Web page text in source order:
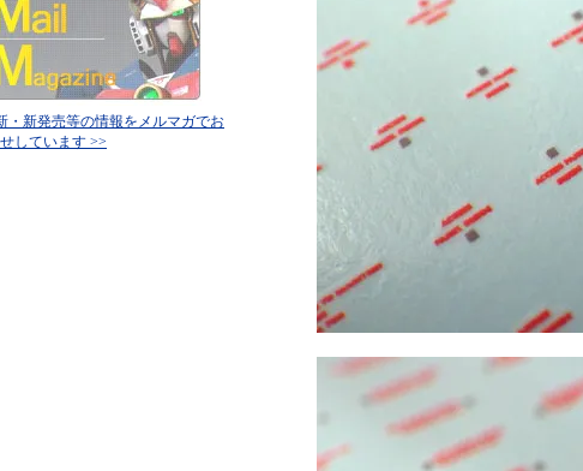
・新発売等の情報をメルマガでお
しています >>